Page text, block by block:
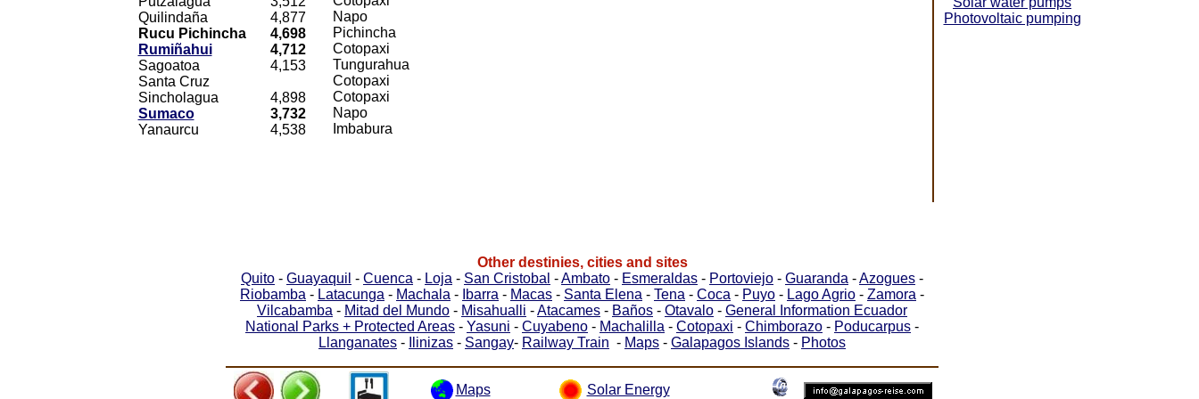
Quilindaña
Rucu Pichincha
Rumiñahui
Sagoatoa
Santa Cruz
Sincholagua
Sumaco
Yanaurcu
4,877
4,698
4,712
4,153
4,898
3,732
4,538
Napo
Pichincha
Cotopaxi
Tungurahua
Cotopaxi
Cotopaxi
Napo
Imbabura
Other destinies, cities and sites
Quito - Guayaquil - Cuenca - Loja - San Cristobal -Ambato - Esmeraldas - Portoviejo - Guaranda -Azogues -
Riobamba - Latacunga - Machala - Ibarra - Macas - Santa Elena - Tena - Coca - Puyo - Lago Agrio - Zamora -
Vilcabamba - Mitad del Mundo - Misahualli -Atacames - Baños - Otavalo - General Information Ecuador
National Parks + Protected Areas - Yasuni - Cuyabeno - Machalilla - Cotopaxi - Chimborazo - Poducarpus -
Llanganates - Ilinizas - Sangay- Railway Train - Maps - Galapagos Islands - Photos
Maps Solar Energy
Photovoltaic pumping